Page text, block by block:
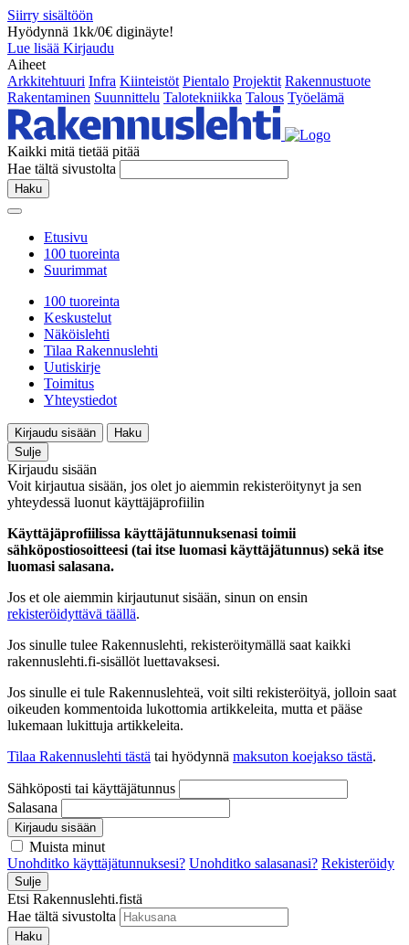
Siirry sisältöön
Hyödynnä 1kk/0€ diginäyte!
Lue lisää Kirjaudu
Aiheet
Arkkitehtuuri Infra Kiinteistöt Pientalo Projektit Rakennustuote
Rakentaminen Suunnittelu Talotekniikka Talous Työelämä
Kaikki mitä tietää pitää
Hae tältä sivustolta
Haku
Etusivu
100 tuoreinta
Suurimmat
100 tuoreinta
Keskustelut
Näköislehti
Tilaa Rakennuslehti
Uutiskirje
Toimitus
Yhteystiedot
Kirjaudu sisään
Haku
Sulje
Kirjaudu sisään
Voit kirjautua sisään, jos olet jo aiemmin rekisteröitynyt ja sen
yhteydessä luonut käyttäjäprofiilin
Käyttäjäprofiilissa käyttäjätunnuksenasi toimii
sähköpostiosoitteesi (tai itse luomasi käyttäjätunnus) sekä itse
luomasi salasana.
Jos et ole aiemmin kirjautunut sisään, sinun on ensin
rekisteröidyttävä täällä.
Jos sinulle tulee Rakennuslehti, rekisteröitymällä saat kaikki
rakennuslehti.fi-sisällöt luettavaksesi.
Jos sinulle ei tule Rakennuslehteä, voit silti rekisteröityä, jolloin saat
oikeuden kommentoida lukottomia artikkeleita, mutta et pääse
lukemaan lukittuja artikkeleita.
Tilaa Rakennuslehti tästä tai hyödynnä maksuton koejakso tästä.
Sähköposti tai käyttäjätunnus
Salasana
Kirjaudu sisään
Muista minut
Unohditko käyttäjätunnuksesi? Unohditko salasanasi? Rekisteröidy
Sulje
Etsi Rakennuslehti.fistä
Hae tältä sivustolta
Haku